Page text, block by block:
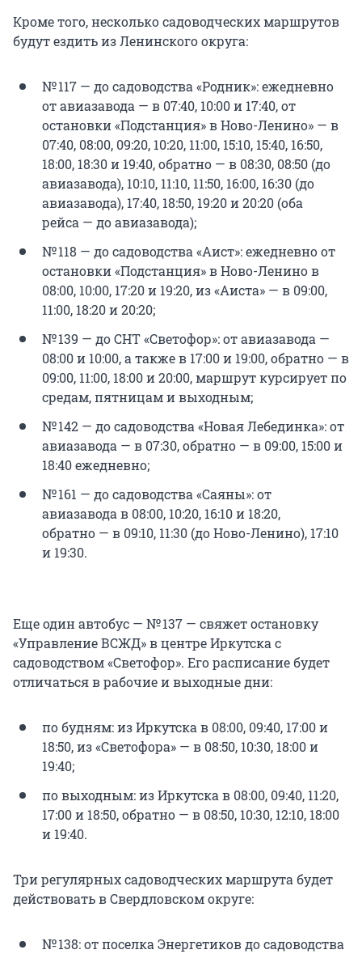
Кроме того, несколько садоводческих маршрутов
будут ездить из Ленинского округа:
№ 117 — до садоводства «Родник»: ежедневно
от авиазавода — в 07:40, 10:00 и 17:40, от
остановки «Подстанция» в Ново-Ленино» — в
07:40, 08:00, 09:20, 10:20, 11:00, 15:10, 15:40, 16:50,
18:00, 18:30 и 19:40, обратно — в 08:30, 08:50 (до
авиазавода), 10:10, 11:10, 11:50, 16:00, 16:30 (до
авиазавода), 17:40, 18:50, 19:20 и 20:20 (оба
рейса — до авиазавода);
№ 118 — до садоводства «Аист»: ежедневно от
остановки «Подстанция» в Ново-Ленино в
08:00, 10:00, 17:20 и 19:20, из «Аиста» — в 09:00,
11:00, 18:20 и 20:20;
№ 139 — до СНТ «Светофор»: от авиазавода —
08:00 и 10:00, а также в 17:00 и 19:00, обратно — в
09:00, 11:00, 18:00 и 20:00, маршрут курсирует по
средам, пятницам и выходным;
№ 142 — до садоводства «Новая Лебединка»: от
авиазавода — в 07:30, обратно — в 09:00, 15:00 и
18:40 ежедневно;
№ 161 — до садоводства «Саяны»: от
авиазавода в 08:00, 10:20, 16:10 и 18:20,
обратно — в 09:10, 11:30 (до Ново-Ленино), 17:10
и 19:30.
Еще один автобус — № 137 — свяжет остановку
«Управление ВСЖД» в центре Иркутска с
садоводством «Светофор». Его расписание будет
отличаться в рабочие и выходные дни:
по будням: из Иркутска в 08:00, 09:40, 17:00 и
18:50, из «Светофора» — в 08:50, 10:30, 18:00 и
19:40;
по выходным: из Иркутска в 08:00, 09:40, 11:20,
17:00 и 18:50, обратно — в 08:50, 10:30, 12:10, 18:00
и 19:40.
Три регулярных садоводческих маршрута будет
действовать в Свердловском округе:
№ 138: от поселка Энергетиков до садоводства